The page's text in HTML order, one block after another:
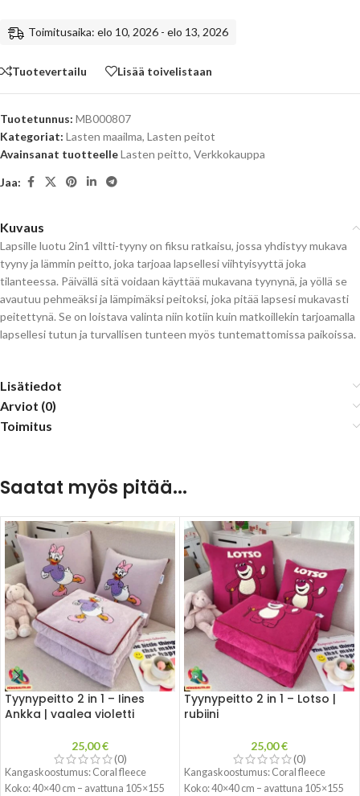
Toimitusaika: elo 10, 2026 - elo 13, 2026
Tuotevertailu Lisää toivelistaan
Tuotetunnus: MB000807
Kategoriat: Lasten maailma, Lasten peitot
Avainsanat tuotteelleLasten peitto, Verkkokauppa
Jaa:
Kuvaus
Lapsille luotu 2in1 viltti-tyyny on fiksu ratkaisu, jossa yhdistyy mukava
tyyny ja lämmin peitto, joka tarjoaa lapsellesi viihtyisyyttä joka
tilanteessa. Päivällä sitä voidaan käyttää mukavana tyynynä, ja yöllä se
avautuu pehmeäksi ja lämpimäksi peitoksi, joka pitää lapsesi mukavasti
peitettynä. Se on loistava valinta niin kotiin kuin matkoillekin tarjoamalla
lapsellesi tutun ja turvallisen tunteen myös tuntemattomissa paikoissa.
Lisätiedot
Arviot (0)
Toimitus
Saatat myös pitää...
Tyynypeitto 2 in 1 – Iines
Ankka | vaalea violetti
25,00€
(0)
Kangaskoostumus: Coral fleece
Koko: 40×40 cm – avattuna 105×155
Tyynypeitto 2 in 1 – Lotso |
rubiini
25,00€
(0)
Kangaskoostumus: Coral fleece
Koko: 40×40 cm – avattuna 105×155